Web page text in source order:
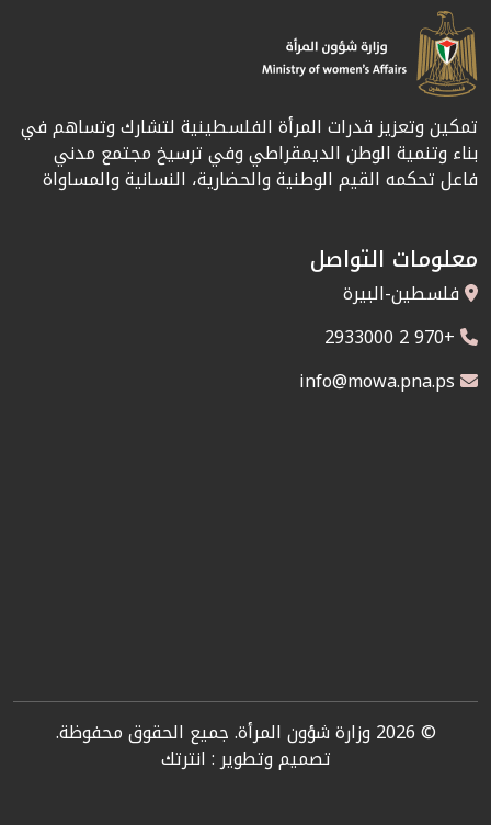
تمكين وتعزيز قدرات المرأة الفلسطينية لتشارك وتساهم في
بناء وتنمية الوطن الديمقراطي وفي ترسيخ مجتمع مدني
فاعل تحكمه القيم الوطنية والحضارية، النسانية والمساواة
معلومات التواصل
فلسطين-البيرة
+970 2 2933000
info@mowa.pna.ps
© 2026 وزارة شؤون المرأة. جميع الحقوق محفوظة.
تصميم وتطوير : انترتك